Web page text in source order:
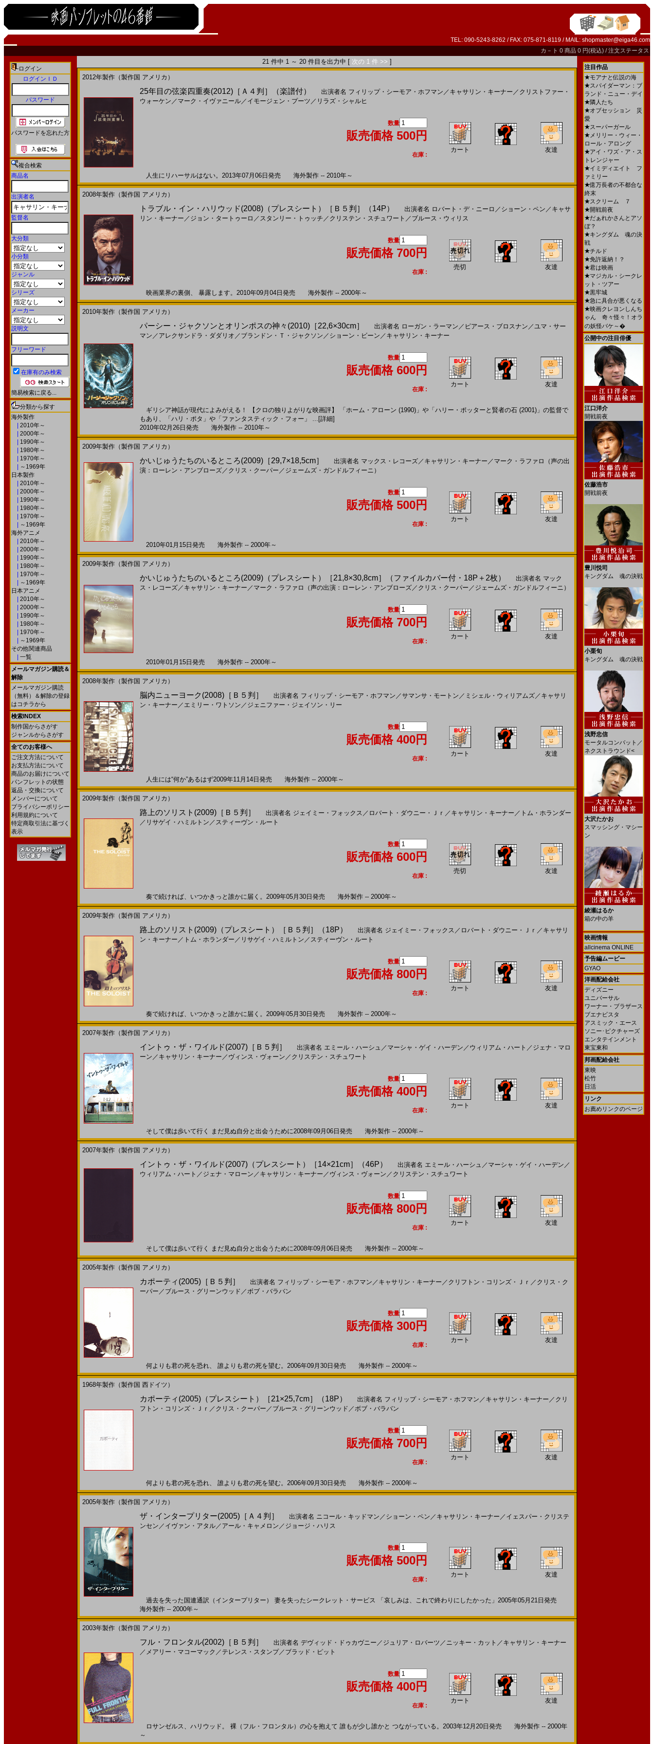
TEL: 090-5243-8262 / FAX: 075-871-8119 / MAIL: shopmaster@eiga46.com
カ－ト 0 商品 0 円(税込) /注文ステータス
ログイン
ログインＩＤ
パスワード
パスワードを忘れた方
複合検索
商品名
出演者名
監督名
大分類
小分類
ジャンル
シリーズ
メーカー
説明文
フリーワード
在庫有のみ検索
簡易検索に戻る...
分類から探す
海外製作
2010年～
2000年～
1990年～
1980年～
1970年～
～1969年
日本製作
2010年～
2000年～
1990年～
1980年～
1970年～
～1969年
海外アニメ
2010年～
2000年～
1990年～
1980年～
1970年～
～1969年
日本アニメ
2010年～
2000年～
1990年～
1980年～
1970年～
～1969年
その他関連商品
一覧
メールマガジン購読＆
解除
メールマガジン購読
（無料）＆解除の登録
はコチラから
検索INDEX
制作国からさがす
ジャンルからさがす
全てのお客様へ
ご注文方法について
お支払方法について
商品のお届けについて
パンフレットの状態
返品・交換について
メンバーについて
プライバシーポリシー
利用規約について
特定商取引法に基づく
表示
21 件中 1 ～ 20 件目を出力中 [ 次の 1 件 >> ]
2012年製作（製作国 アメリカ）
25年目の弦楽四重奏(2012)［Ａ４判］（楽譜付） 出演者名 フィリップ・シーモア・ホフマン ／ キャサリン・キーナー ／ クリストファー・
ウォーケン ／ マーク・イヴァニール／ イモージェン・プーツ ／ リラズ・シャルヒ
数量
販売価格 500円
在庫 :
カート 友達
人生にリハーサルはない。2013年07月06日発売 海外製作 -- 2010年～
2008年製作（製作国 アメリカ）
トラブル・イン・ハリウッド(2008)（プレスシート）［Ｂ５判］（14P） 出演者名 ロバート・デ・ニーロ ／ ショーン・ペン ／ キャサ
リン・キーナー ／ ジョン・タートゥーロ ／ スタンリー・トゥッチ ／ クリステン・スチュワート ／ ブルース・ウィリス
数量
販売価格 700円
在庫 :
売切 友達
映画業界の裏側、 暴露します。2010年09月04日発売 海外製作 -- 2000年～
2010年製作（製作国 アメリカ）
パーシー・ジャクソンとオリンポスの神々(2010)［22,6×30cm］ 出演者名 ローガン・ラーマン ／ ピアース・ブロスナン ／ユマ・サー
マン ／ アレクサンドラ・ダダリオ ／ ブランドン・Ｔ・ジャクソン ／ ショーン・ビーン ／ キャサリン・キーナー
数量
販売価格 600円
在庫 :
カート 友達
ギリシア神話が現代によみがえる！ 【クロの独りよがりな映画評】 「ホーム・アローン (1990)」や「ハリー・ポッターと賢者の石 (2001)」の監督で
もあり、「ハリ・ポタ」や「ファンタスティック・フォー」 ... [詳細]
2010年02月26日発売 海外製作 -- 2010年～
2009年製作（製作国 アメリカ）
かいじゅうたちのいるところ(2009)［29,7×18,5cm］ 出演者名 マックス・レコーズ／ キャサリン・キーナー ／ マーク・ラファロ（声の出
演：ローレン・アンブローズ／ クリス・クーパー ／ ジェームズ・ガンドルフィーニ）
数量
販売価格 500円
在庫 :
カート 友達
2010年01月15日発売 海外製作 -- 2000年～
2009年製作（製作国 アメリカ）
かいじゅうたちのいるところ(2009)（プレスシート）［21,8×30,8cm］（ファイルカバー付・18P＋2枚） 出演者名 マック
ス・レコーズ／ キャサリン・キーナー ／ マーク・ラファロ（声の出演：ローレン・アンブローズ／ クリス・クーパー ／ ジェームズ・ガンドルフィーニ）
数量
販売価格 700円
在庫 :
カート 友達
2010年01月15日発売 海外製作 -- 2000年～
2008年製作（製作国 アメリカ）
脳内ニューヨーク(2008)［Ｂ５判］ 出演者名 フィリップ・シーモア・ホフマン ／サマンサ・モートン ／ ミシェル・ウィリアムズ／ キャサリ
ン・キーナー ／ エミリー・ワトソン ／ ジェニファー・ジェイソン・リー
数量
販売価格 400円
在庫 :
カート 友達
人生には“何か”あるはず2009年11月14日発売 海外製作 -- 2000年～
2009年製作（製作国 アメリカ）
路上のソリスト(2009)［Ｂ５判］ 出演者名 ジェイミー・フォックス ／ ロバート・ダウニー・Ｊｒ ／ キャサリン・キーナー ／ トム・ホランダー
／ リサゲイ・ハミルトン ／ スティーヴン・ルート
数量
販売価格 600円
在庫 :
売切 友達
奏で続ければ、いつかきっと誰かに届く。2009年05月30日発売 海外製作 -- 2000年～
2009年製作（製作国 アメリカ）
路上のソリスト(2009)（プレスシート）［Ｂ５判］（18P） 出演者名 ジェイミー・フォックス ／ ロバート・ダウニー・Ｊｒ ／ キャサリ
ン・キーナー ／ トム・ホランダー ／ リサゲイ・ハミルトン ／ スティーヴン・ルート
数量
販売価格 800円
在庫 :
カート 友達
奏で続ければ、いつかきっと誰かに届く。2009年05月30日発売 海外製作 -- 2000年～
2007年製作（製作国 アメリカ）
イントゥ・ザ・ワイルド(2007)［Ｂ５判］ 出演者名 エミール・ハーシュ ／ マーシャ・ゲイ・ハーデン ／ ウィリアム・ハート ／ ジェナ・マロ
ーン ／ キャサリン・キーナー ／ ヴィンス・ヴォーン ／ クリステン・スチュワート
数量
販売価格 400円
在庫 :
カート 友達
そして僕は歩いて行く まだ見ぬ自分と出会うために2008年09月06日発売 海外製作 -- 2000年～
2007年製作（製作国 アメリカ）
イントゥ・ザ・ワイルド(2007)（プレスシート）［14×21cm］（46P） 出演者名 エミール・ハーシュ ／ マーシャ・ゲイ・ハーデン ／
ウィリアム・ハート ／ ジェナ・マローン ／ キャサリン・キーナー ／ ヴィンス・ヴォーン ／ クリステン・スチュワート
数量
販売価格 800円
在庫 :
カート 友達
そして僕は歩いて行く まだ見ぬ自分と出会うために2008年09月06日発売 海外製作 -- 2000年～
2005年製作（製作国 アメリカ）
カポーティ(2005)［Ｂ５判］ 出演者名 フィリップ・シーモア・ホフマン ／ キャサリン・キーナー ／ クリフトン・コリンズ・Ｊｒ ／ クリス・ク
ーパー ／ ブルース・グリーンウッド ／ボブ・バラバン
数量
販売価格 300円
在庫 :
カート 友達
何よりも君の死を恐れ、 誰よりも君の死を望む。2006年09月30日発売 海外製作 -- 2000年～
1968年製作（製作国 西ドイツ）
カポーティ(2005)（プレスシート）［21×25,7cm］（18P） 出演者名 フィリップ・シーモア・ホフマン ／ キャサリン・キーナー ／ クリ
フトン・コリンズ・Ｊｒ ／ クリス・クーパー ／ ブルース・グリーンウッド ／ボブ・バラバン
数量
販売価格 700円
在庫 :
カート 友達
何よりも君の死を恐れ、 誰よりも君の死を望む。2006年09月30日発売 海外製作 -- 2000年～
2005年製作（製作国 アメリカ）
ザ・インタープリター(2005)［Ａ４判］ 出演者名 ニコール・キッドマン ／ ショーン・ペン ／ キャサリン・キーナー ／ イェスパー・クリステ
ンセン ／ イヴァン・アタル／ アール・キャメロン ／ ジョージ・ハリス
数量
販売価格 500円
在庫 :
カート 友達
過去を失った国連通訳（インタープリター） 妻を失ったシークレット・サービス 「哀しみは、これで終わりにしたかった」2005年05月21日発売
海外製作 -- 2000年～
2003年製作（製作国 アメリカ）
フル・フロンタル(2002)［Ｂ５判］ 出演者名 デヴィッド・ドゥカヴニー ／ ジュリア・ロバーツ ／ ニッキー・カット ／ キャサリン・キーナー
／ メアリー・マコーマック ／ テレンス・スタンプ／ ブラッド・ピット
数量
販売価格 400円
在庫 :
カート 友達
ロサンゼルス、ハリウッド。 裸（フル・フロンタル）の心を抱えて 誰もが少し誰かと つながっている。2003年12月20日発売 海外製作 -- 2000年
～
注目作品
★モアナと伝説の海
★スパイダーマン：ブ
ランド・ニュー・デイ
★隣人たち
★オブセッション 災
愛
★スーパーガール
★メリリー・ウィー・
ロール・アロング
★アイ・ワズ・ア・ス
トレンジャー
★イミディエイト フ
ァミリー
★億万長者の不都合な
終末
★スクリーム ７
★開戦前夜
★だぁれかさんとアソ
ぼ？
★キングダム 魂の決
戦
★チルド
★免許返納！？
★君は映画
★マジカル・シークレ
ット・ツアー
★黒牢城
★急に具合が悪くなる
★映画クレヨンしんち
ゃん 奇々怪々！オラ
の妖怪バケ～�
公開中の注目俳優
江口洋介
開戦前夜
佐藤浩市
開戦前夜
豊川悦司
キングダム 魂の決戦
小栗旬
キングダム 魂の決戦
浅野忠信
モータルコンバット／
ネクストラウンド<
大沢たかお
スマッシング・マシー
ン
綾瀬はるか
箱の中の羊
映画情報
allcinema ONLINE
予告編ムービー
GYAO
洋画配給会社
ディズニー
ユニバーサル
ワーナー・ブラザース
ブエナビスタ
アスミック・エース
ソニー･ピクチャーズ
エンタテインメント
東宝東和
邦画配給会社
東映
松竹
日活
リンク
お薦めリンクのページ